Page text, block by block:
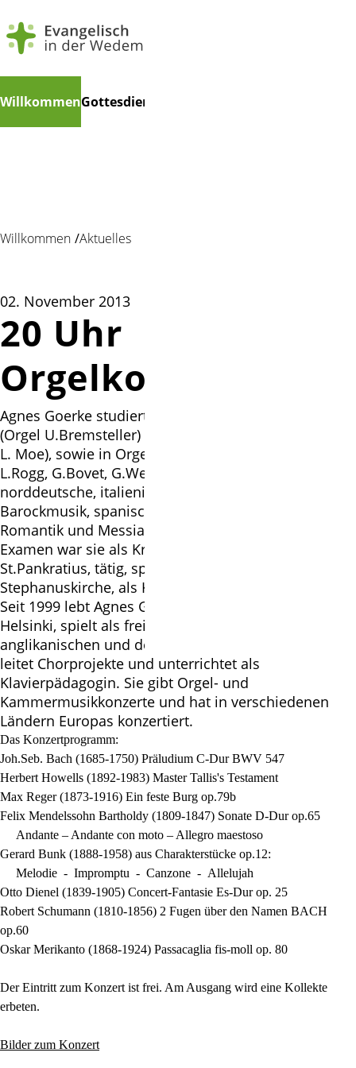
überspringen
WillkommenGottesdienste
Willkommen Aktuelles
02. November 2013
20 Uhr
Orgelkonzert
Agnes Goerke studierte Kirchenmusik in Hannover
(Orgel U.Bremsteller) und Berkeley/Kalifornien (Orgel
L. Moe), sowie in Orgelseminaren mit H. Vogel,
L.Rogg, G.Bovet, G.Weir, D.Roth und K.Marshall
norddeutsche, italienische, französische
Barockmusik, spanische Orgelmusik, französische
Romantik und Messiaen´s Orgelwerke. Nach dem A-
Examen war sie als Kreiskantorin in Burgdorf,
St.Pankratius, tätig, später in Düsseldorf,
Stephanuskirche, als Kantorin.
Seit 1999 lebt Agnes Goerke mit ihrer Familie in
Helsinki, spielt als freie Kirchenmusikerin in der
anglikanischen und der deutschen Gemeinde Orgel,
leitet Chorprojekte und unterrichtet als
Klavierpädagogin. Sie gibt Orgel- und
Kammermusikkonzerte und hat in verschiedenen
Ländern Europas konzertiert.
Das Konzertprogramm:
Joh.Seb. Bach (1685-1750) Präludium C-Dur BWV 547
Herbert Howells (1892-1983) Master Tallis's Testament
Max Reger (1873-1916) Ein feste Burg op.79b
Felix Mendelssohn Bartholdy (1809-1847) Sonate D-Dur op.65
Andante – Andante con moto – Allegro maestoso
Gerard Bunk (1888-1958) aus Charakterstücke op.12:
Melodie - Impromptu - Canzone - Allelujah
Otto Dienel (1839-1905) Concert-Fantasie Es-Dur op. 25
Robert Schumann (1810-1856) 2 Fugen über den Namen BACH
op.60
Oskar Merikanto (1868-1924) Passacaglia fis-moll op. 80
Der Eintritt zum Konzert ist frei. Am Ausgang wird eine Kollekte
erbeten.
Bilder zum Konzert